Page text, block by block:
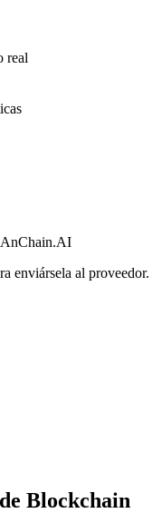
real
AnChain.AI
enviársela al proveedor.
Blockchain